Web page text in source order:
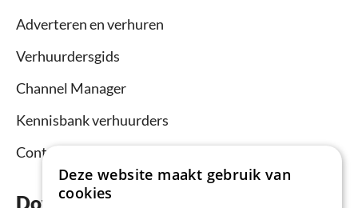
Adverteren en verhuren
Verhuurdersgids
Channel Manager
Kennisbank verhuurders
Contact
Download nu de app
Deze website maakt gebruik van
cookies